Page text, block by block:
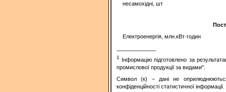
несамохідні, шт
Електроенергія, млн.кВт·годин
1
Інформацію підготовлено за
промислової продукції за видами".
Символ (к) – дані не
конфіденційності статистичної інформації.